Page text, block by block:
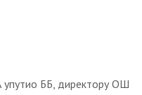
упутио ББ, директору ОШ